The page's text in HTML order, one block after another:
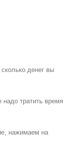
денег вы
тратить время
нажимаем на